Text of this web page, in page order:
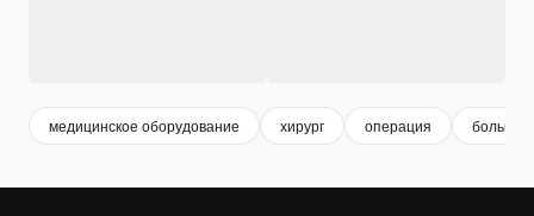
медицинское оборудование хирург операция